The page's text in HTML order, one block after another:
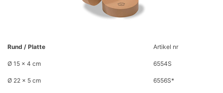
Rund / Platte
Ø 15 x 4 cm
Ø 22 x 5 cm
​Artikel nr
6554S
6556S*